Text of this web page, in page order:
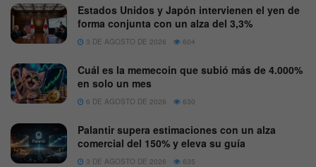
Estados Unidos y Japón intervienen el yen de
forma conjunta con un alza del 3,3%
3 DE AGOSTO DE 2026 604
Cuál es la memecoin que subió más de 4.000%
en solo un mes
6 DE AGOSTO DE 2026 630
Palantir supera estimaciones con un alza
comercial del 150% y eleva su guía
3 DE AGOSTO DE 2026 635